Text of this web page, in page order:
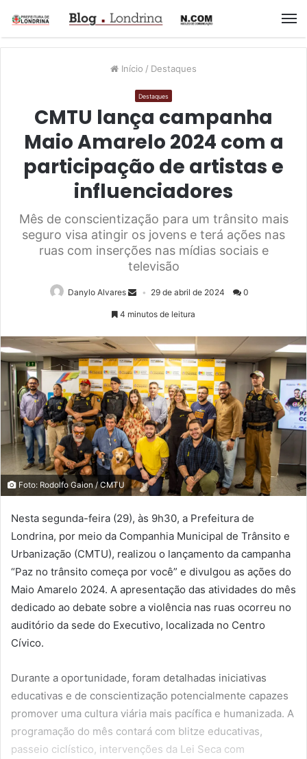
Início / Destaques
Destaques
CMTU lança campanha
Maio Amarelo 2024 com a
participação de artistas e
influenciadores
Mês de conscientização para um trânsito mais
seguro visa atingir os jovens e terá ações nas
ruas com inserções nas mídias sociais e
televisão
Danylo Alvares 29 de abril de 2024 0
4 minutos de leitura
Foto: Rodolfo Gaion / CMTU
Nesta segunda-feira (29), às 9h30, a Prefeitura de
Londrina, por meio da Companhia Municipal de Trânsito e
Urbanização (CMTU), realizou o lançamento da campanha
“Paz no trânsito começa por você” e divulgou as ações do
Maio Amarelo 2024. A apresentação das atividades do mês
dedicado ao debate sobre a violência nas ruas ocorreu no
auditório da sede do Executivo, localizada no Centro
Cívico.
Durante a oportunidade, foram detalhadas iniciativas
educativas e de conscientização potencialmente capazes
promover uma cultura viária mais pacífica e humanizada. A
programação do mês contará com blitze educativas,
passeio ciclístico, intervenções da Lei Seca com